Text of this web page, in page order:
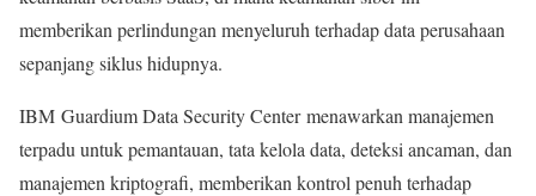
memberikan perlindungan menyeluruh terhadap data perusahaan
sepanjang siklus hidupnya.
IBM Guardium Data Security Center menawarkan manajemen
terpadu untuk pemantauan, tata kelola data, deteksi ancaman, dan
manajemen kriptografi, memberikan kontrol penuh terhadap